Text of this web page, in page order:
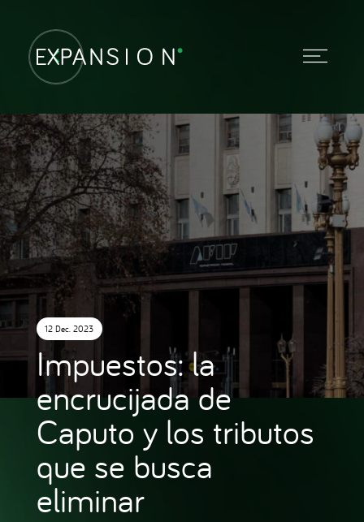
12 Dec. 2023
Impuestos: la
encrucijada de
Caputo y los tributos
que se busca
eliminar